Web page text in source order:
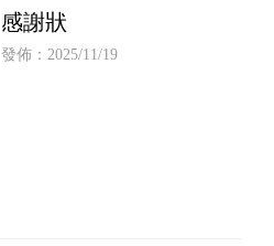
感謝狀
發佈：2025/11/19